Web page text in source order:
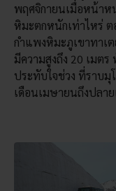
พฤศจิกายนเมื่อหน้าห
หิมะตกหนักเท่าไหร่
กำแพงหิมะภูเขาทาเ
มีความสูงถึง 20 เมต
ประทับใจช่วง ที่ราบมุ
เดือนเมษายนถึงปลา